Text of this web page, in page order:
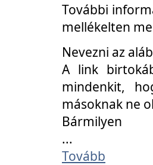
További
mellékelten
Nevezni az
A link
mindenkit,
másoknak ne
Bármilyen
...
Tovább